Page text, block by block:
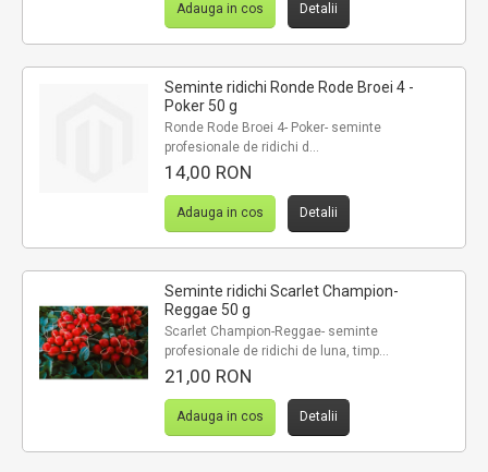
Adauga in cos Detalii
Seminte ridichi Ronde Rode Broei 4 -
Poker 50 g
Ronde Rode Broei 4- Poker- seminte
profesionale de ridichi d...
14,00 RON
Adauga in cos Detalii
Seminte ridichi Scarlet Champion-
Reggae 50 g
Scarlet Champion-Reggae- seminte
profesionale de ridichi de luna, timp...
21,00 RON
Adauga in cos Detalii